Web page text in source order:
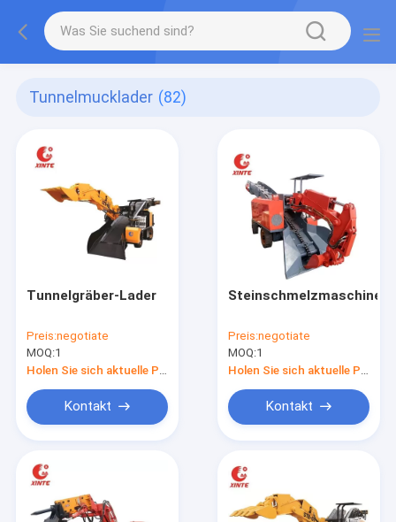
Tunnelmucklader (82)
Tunnelgräber-Lader
Preis:negotiate
MOQ:1
Kontakt
Steinschmelzmaschine
Preis:negotiate
MOQ:1
Kontakt